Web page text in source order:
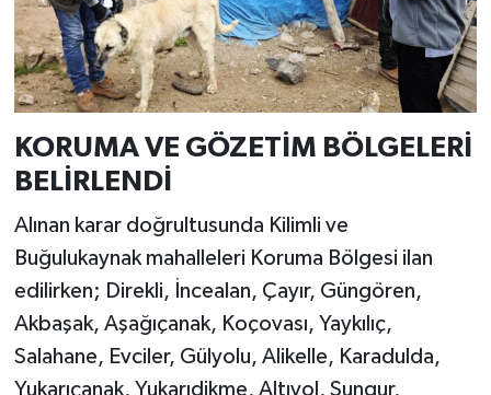
KORUMA VE GÖZETİM BÖLGELERİ
BELİRLENDİ
Alınan karar doğrultusunda Kilimli ve
Buğulukaynak mahalleleri Koruma Bölgesi ilan
edilirken; Direkli, İncealan, Çayır, Güngören,
Akbaşak, Aşağıçanak, Koçovası, Yaykılıç,
Salahane, Evciler, Gülyolu, Alikelle, Karadulda,
Yukarıçanak, Yukarıdikme, Altıyol, Sungur,